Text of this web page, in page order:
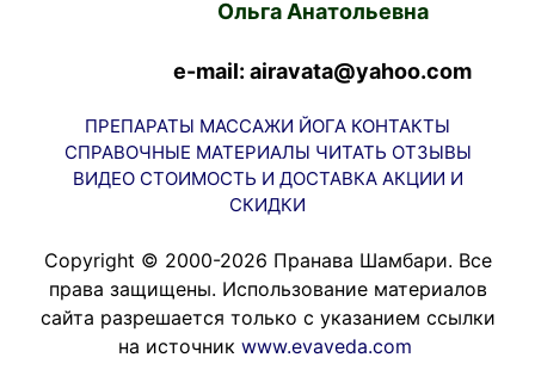
Ольга Анатольевна
e-mail: airavata@yahoo.com
ПРЕПАРАТЫ МАССАЖИ ЙОГА КОНТАКТЫ
СПРАВОЧНЫЕ МАТЕРИАЛЫ ЧИТАТЬ ОТЗЫВЫ
ВИДЕО СТОИМОСТЬ И ДОСТАВКА АКЦИИ И
СКИДКИ
Copyright © 2000-2026 Пранава Шамбари. Все
права защищены. Использование материалов
сайта разрешается только с указанием ссылки
на источник www.evaveda.com